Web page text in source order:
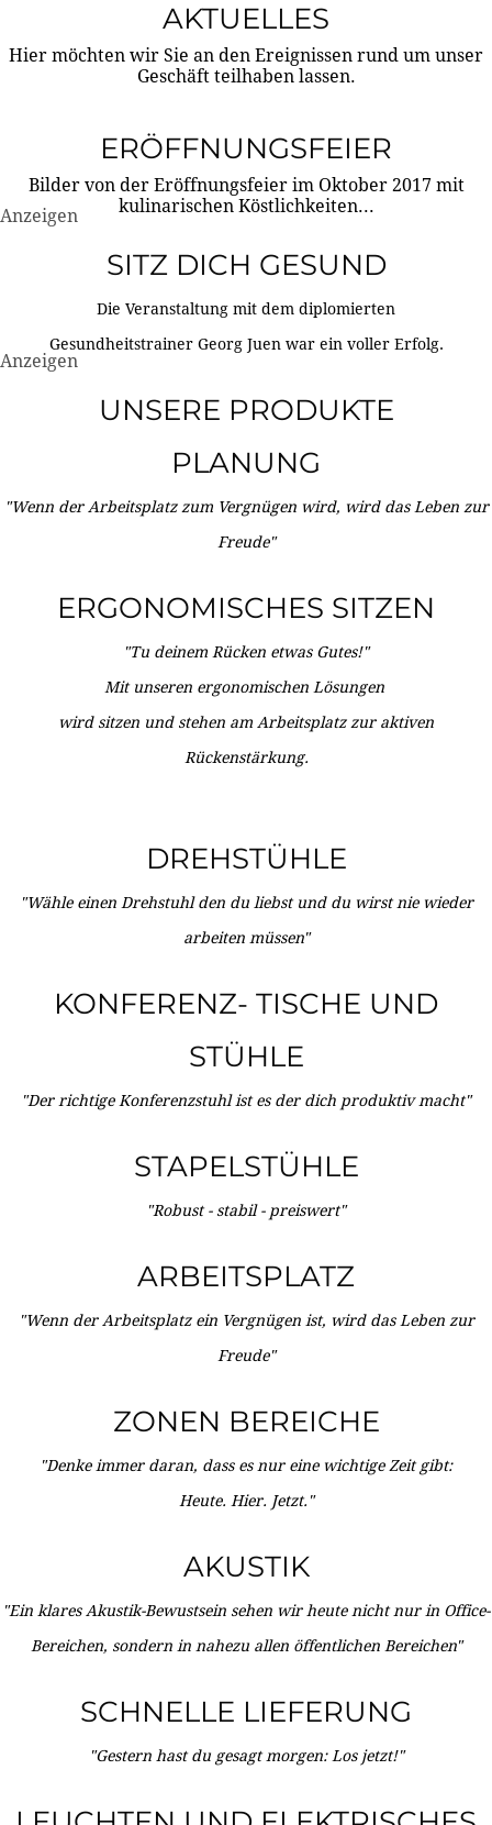
AKTUELLES
Hier möchten wir Sie an den Ereignissen rund um unser
Geschäft teilhaben lassen.
ERÖFFNUNGSFEIER
Bilder von der Eröffnungsfeier im Oktober 2017 mit
kulinarischen Köstlichkeiten...
Anzeigen
SITZ DICH GESUND
Die Veranstaltung mit dem diplomierten
Gesundheitstrainer Georg Juen war ein voller Erfolg.
Anzeigen
UNSERE PRODUKTE
PLANUNG
"Wenn der Arbeitsplatz zum Vergnügen wird, wird das Leben zur
Freude"
ERGONOMISCHES SITZEN
"Tu deinem Rücken etwas Gutes!"
Mit unseren ergonomischen Lösungen
wird sitzen und stehen am Arbeitsplatz zur aktiven
Rückenstärkung.
DREHSTÜHLE
"Wähle einen Drehstuhl den du liebst und du wirst nie wieder
arbeiten müssen"
KONFERENZ- TISCHE UND
STÜHLE
"Der richtige Konferenzstuhl ist es der dich produktiv macht"
STAPELSTÜHLE
"Robust - stabil - preiswert"
ARBEITSPLATZ
"Wenn der Arbeitsplatz ein Vergnügen ist, wird das Leben zur
Freude"
ZONEN BEREICHE
"Denke immer daran, dass es nur eine wichtige Zeit gibt:
Heute. Hier. Jetzt."
AKUSTIK
"Ein klares Akustik-Bewustsein sehen wir heute nicht nur in Office-
Bereichen, sondern in nahezu allen öffentlichen Bereichen"
SCHNELLE LIEFERUNG
"Gestern hast du gesagt morgen: Los jetzt!"